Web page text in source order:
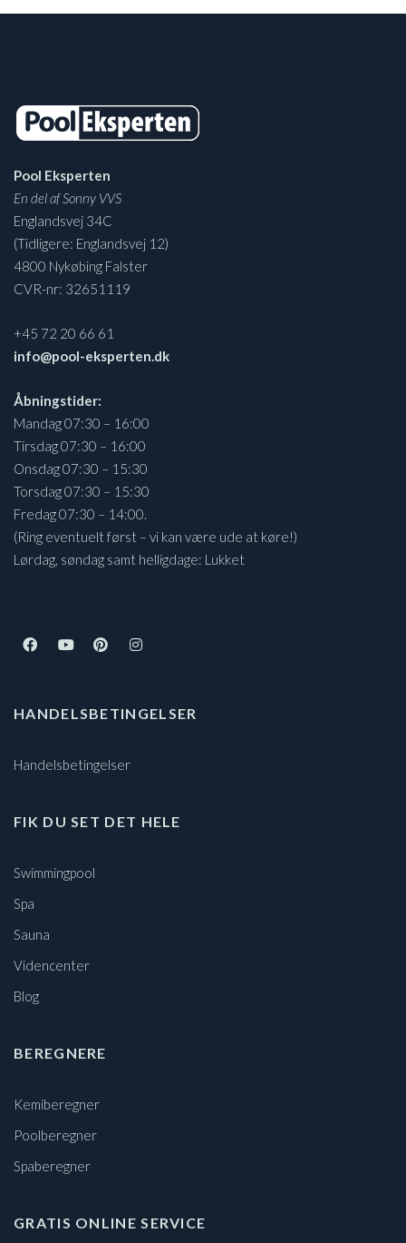
Pool Eksperten
En del af Sonny VVS
Englandsvej 34C
(Tidligere: Englandsvej 12)
4800 Nykøbing Falster
CVR-nr: 32651119
+45 72 20 66 61
info@pool-eksperten.dk
Åbningstider:
Mandag 07:30 – 16:00
Tirsdag 07:30 – 16:00
Onsdag 07:30 – 15:30
Torsdag 07:30 – 15:30
Fredag 07:30 – 14:00.
(Ring eventuelt først – vi kan være ude at køre!)
Lørdag, søndag samt helligdage: Lukket
HANDELSBETINGELSER
Handelsbetingelser
FIK DU SET DET HELE
Swimmingpool
Spa
Sauna
Videncenter
Blog
BEREGNERE
Kemiberegner
Poolberegner
Spaberegner
GRATIS ONLINE SERVICE